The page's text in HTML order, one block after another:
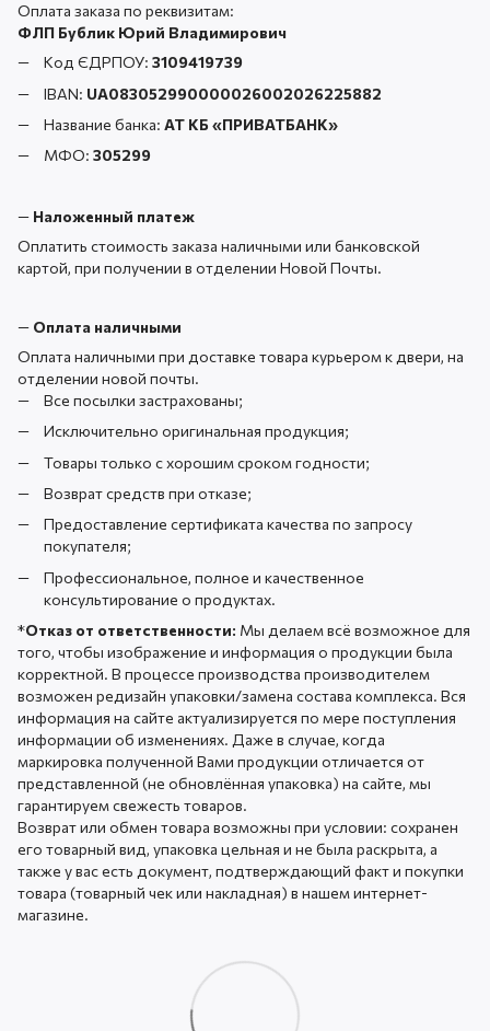
Оплата заказа по реквизитам:
ФЛП Бублик Юрий Владимирович
Код ЄДРПОУ: 3109419739
IBAN: UA083052990000026002026225882
Название банка: АТ КБ «ПРИВАТБАНК»
МФО: 305299
— Наложенный платеж
Оплатить стоимость заказа наличными или банковской
картой, при получении в отделении Новой Почты.
— Оплата наличными
Оплата наличными при доставке товара курьером к двери, на
отделении новой почты.
Все посылки застрахованы;
Исключительно оригинальная продукция;
Товары только с хорошим сроком годности;
Возврат средств при отказе;
Предоставление сертификата качества по запросу
покупателя;
Профессиональное, полное и качественное
консультирование о продуктах.
*Отказ от ответственности: Мы делаем всё возможное для
того, чтобы изображение и информация о продукции была
корректной. В процессе производства производителем
возможен редизайн упаковки/замена состава комплекса. Вся
информация на сайте актуализируется по мере поступления
информации об изменениях. Даже в случае, когда
маркировка полученной Вами продукции отличается от
представленной (не обновлённая упаковка) на сайте, мы
гарантируем свежесть товаров.
Возврат или обмен товара возможны при условии: сохранен
его товарный вид, упаковка цельная и не была раскрыта, а
также у вас есть документ, подтверждающий факт и покупки
товара (товарный чек или накладная) в нашем интернет-
магазине.